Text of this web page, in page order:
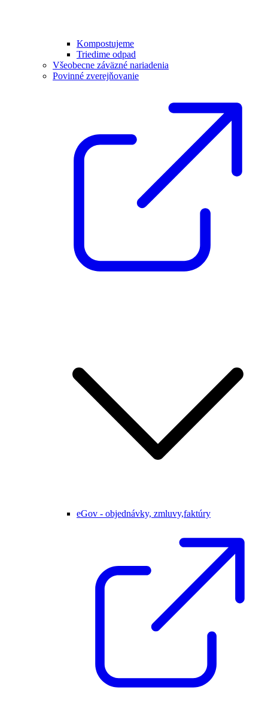
Kompostujeme
Triedime odpad
Všeobecne záväzné nariadenia
Povinné zverejňovanie
eGov - objednávky, zmluvy,faktúry